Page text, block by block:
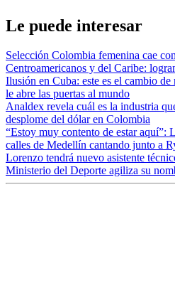
Le puede interesar
Selección Colombia femenina cae
Centroamericanos y del Caribe:
Ilusión en Cuba: este es el cambio
le abre las puertas al mundo
Analdex revela cuál es la industria
desplome del dólar en Colombia
“Estoy muy contento de estar aquí”:
calles de Medellín cantando junto a
Lorenzo tendrá nuevo asistente
Ministerio del Deporte agiliza su